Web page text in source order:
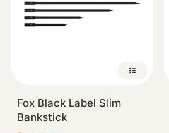
Fox Black Label Slim
Bankstick